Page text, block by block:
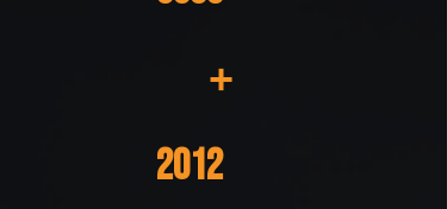
+
2012